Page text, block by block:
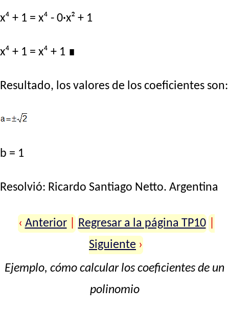
x⁴ + 1 = x⁴ - 0·x² + 1
x⁴ + 1 = x⁴ + 1 ∎
Resultado, los valores de los coeficientes son:
b = 1
Resolvió: Ricardo Santiago Netto. Argentina
‹ Anterior Regresar a la página TP10
Siguiente ›
Ejemplo, cómo calcular los coeficientes de un
polinomio